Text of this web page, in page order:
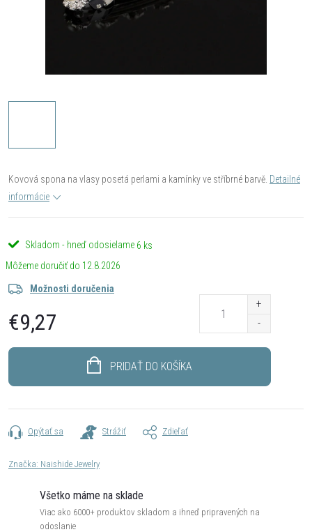
Kovová spona na vlasy posetá perlami a kamínky ve stříbrné barvě. Detailné
informácie
Skladom - hneď odosielame 6 ks
12.8.2026
Možnosti doručenia
€9,27
PRIDAŤ DO KOŠÍKA
Opýtať sa Strážiť Zdieľať
Značka: Naishide Jewelry
Všetko máme na sklade
Viac ako 6000+ produktov skladom a ihneď pripravených na
odoslanie